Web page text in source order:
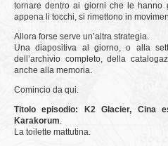
tornare dentro ai giorni che le hanno
appena li tocchi, si rimettono in
Allora forse serve un’altra strategia.
Una diapositiva al giorno, o alla
dell’archivio completo, della
anche alla memoria.
Comincio da qui.
Titolo episodio:
K2 Glacier, Cina
Karakorum.
La toilette mattutina.